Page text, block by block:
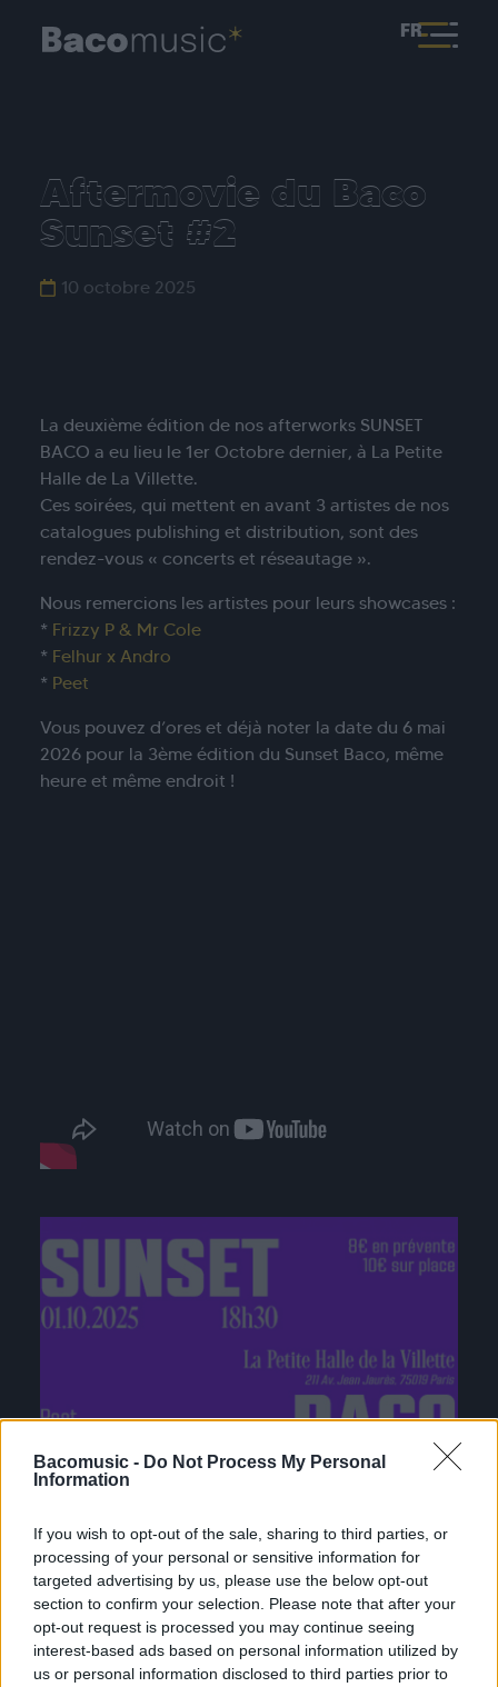
Bacomusic - Do Not Process My Personal
Information
If you wish to opt-out of the sale, sharing to third parties, or
processing of your personal or sensitive information for
targeted advertising by us, please use the below opt-out
section to confirm your selection. Please note that after your
opt-out request is processed you may continue seeing
interest-based ads based on personal information utilized by
us or personal information disclosed to third parties prior to
FR
Aftermovie du Baco
Sunset #2
10 octobre 2025
La deuxième édition de nos afterworks SUNSET
BACO a eu lieu le 1er Octobre dernier, à La Petite
Halle de La Villette.
Ces soirées, qui mettent en avant 3 artistes de nos
catalogues publishing et distribution, sont des
rendez-vous « concerts et réseautage ».
Nous remercions les artistes pour leurs showcases :
* Frizzy P & Mr Cole
* Felhur x Andro
* Peet
Vous pouvez d’ores et déjà noter la date du 6 mai
2026 pour la 3ème édition du Sunset Baco, même
heure et même endroit !